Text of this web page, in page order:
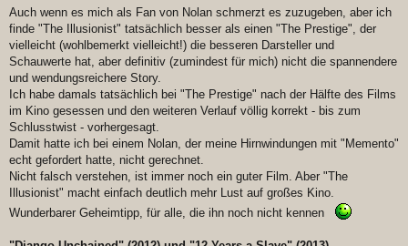
Auch wenn es mich als Fan von Nolan schmerzt es zuzugeben, aber ich
finde "The Illusionist" tatsächlich besser als einen "The Prestige", der
vielleicht (wohlbemerkt vielleicht!) die besseren Darsteller und
Schauwerte hat, aber definitiv (zumindest für mich) nicht die spannendere
und wendungsreichere Story.
Ich habe damals tatsächlich bei "The Prestige" nach der Hälfte des Films
im Kino gesessen und den weiteren Verlauf völlig korrekt - bis zum
Schlusstwist - vorhergesagt.
Damit hatte ich bei einem Nolan, der meine Hirnwindungen mit "Memento"
echt gefordert hatte, nicht gerechnet.
Nicht falsch verstehen, ist immer noch ein guter Film. Aber "The
Illusionist" macht einfach deutlich mehr Lust auf großes Kino.
Wunderbarer Geheimtipp, für alle, die ihn noch nicht kennen